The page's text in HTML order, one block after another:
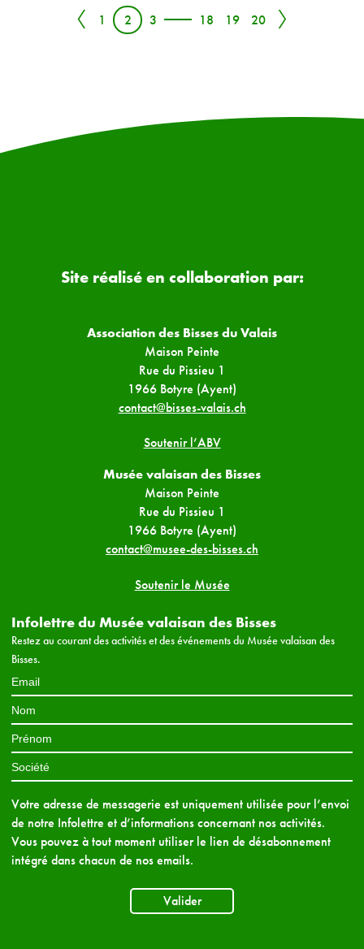
〈 1 2 3 18 19 20 〉
Site réalisé en collaboration par:
Association des Bisses du Valais
Maison Peinte
Rue du Pissieu 1
1966 Botyre (Ayent)
contact@bisses-valais.ch
Soutenir l’ABV
Musée valaisan des Bisses
Maison Peinte
Rue du Pissieu 1
1966 Botyre (Ayent)
contact@musee-des-bisses.ch
Soutenir le Musée
Infolettre du Musée valaisan des Bisses
Restez au courant des activités et des événements du Musée valaisan des
Bisses.
Votre adresse de messagerie est uniquement utilisée pour l’envoi
de notre Infolettre et d’informations concernant nos activités.
Vous pouvez à tout moment utiliser le lien de désabonnement
intégré dans chacun de nos emails.